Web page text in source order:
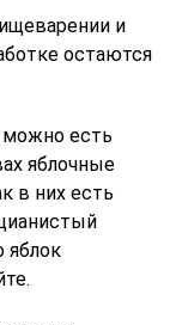
и
остаются
можно есть
яблочные
в них есть
яблок